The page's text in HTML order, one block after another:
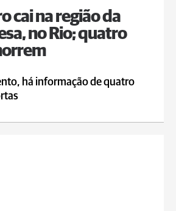
cai na região da
no Rio; quatro
há informação de quatro